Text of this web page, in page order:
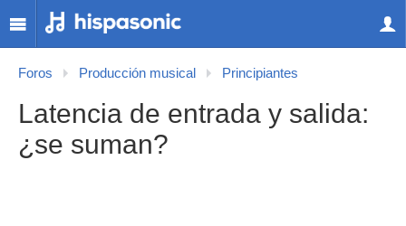
Foros Producción musical Principiantes
Latencia de entrada y salida:
¿se suman?